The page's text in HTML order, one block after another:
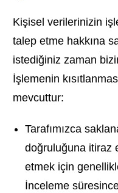
Kişisel verilerinizin
talep etme hakkına
istediğiniz zaman
İşlemenin
mevcuttur:
Tarafımızca
doğruluğuna itiraz
etmek için
İnceleme